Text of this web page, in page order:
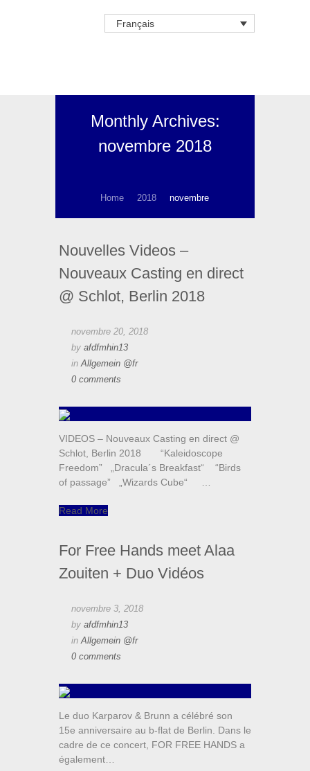
Français
Monthly Archives:
novembre 2018
Home 2018 novembre
Nouvelles Videos –
Nouveaux Casting en direct
@ Schlot, Berlin 2018
novembre 20, 2018
by afdfmhin13
inAllgemein @fr
0 comments
VIDEOS – Nouveaux Casting en direct @
Schlot, Berlin 2018 “Kaleidoscope
Freedom” „Dracula´s Breakfast“ “Birds
of passage” „Wizards Cube“ …
Read More
For Free Hands meet Alaa
Zouiten + Duo Vidéos
novembre 3, 2018
by afdfmhin13
inAllgemein @fr
0 comments
Le duo Karparov & Brunn a célébré son
15e anniversaire au b-flat de Berlin. Dans le
cadre de ce concert, FOR FREE HANDS a
également…